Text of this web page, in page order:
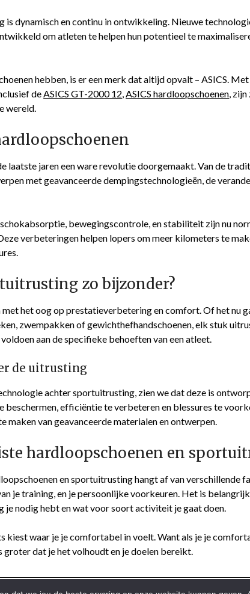
is dynamisch en continu in ontwikkeling. Nieuwe
om atleten te helpen hun potentieel te
hebben, is er een merk dat altijd opvalt – ASICS. Met
de ASICS GT-2000 12 ASICS hardloopschoenen ,
wereld.
laatste jaren een ware revolutie doorgemaakt. Van de
met geavanceerde dempingstechnologieën, de
bewegingscontrole, en stabiliteit zijn nu
verbeteringen helpen lopers om meer kilometers te
zo bijzonder?
het oog op prestatieverbetering en comfort. Of het nu
zwempakken of gewichthefhandschoenen, elk stuk
aan de specifieke behoeften van een atleet.
de uitrusting
achter sportuitrusting, zien we dat deze is
beschermen, efficiëntie te verbeteren en blessures te
van geavanceerde materialen en ontwerpen.
hardloopschoenen en
en sportuitrusting hangt af van verschillende
je training, en je persoonlijke voorkeuren. Het is
je nodig hebt en wat voor soort activiteit je gaat doen.
kiest waar je je comfortabel in voelt. Want als je je
groter dat je het volhoudt en je doelen bereikt.